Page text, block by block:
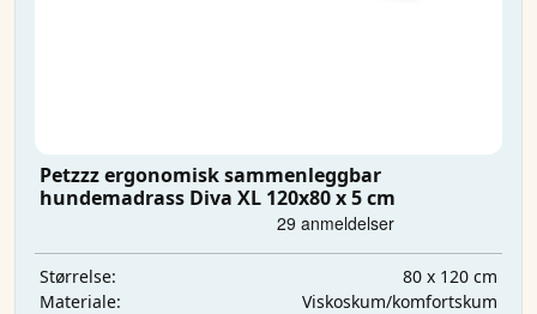
Petzzz ergonomisk sammenleggbar
hundemadrass Diva XL 120x80 x 5 cm
Størrelse:
80 x 120 cm
Materiale:
Viskoskum/komfortskum